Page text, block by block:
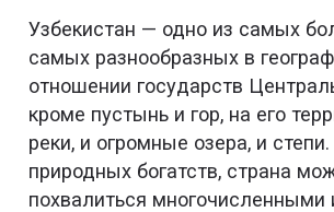
Узбекистан — одно из самых
самых разнообразных в
отношении государств
кроме пустынь и гор, на его
реки, и огромные озера, и
природных богатств, страна
похвалиться многочисленными